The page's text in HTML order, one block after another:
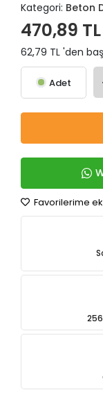
Kategori: Beton
470,89
62,79 TL 'den
Adet
Favorilerime